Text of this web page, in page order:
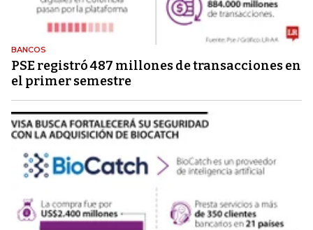
BANCOS
PSE registró 487 millones de transacciones en
el primer semestre